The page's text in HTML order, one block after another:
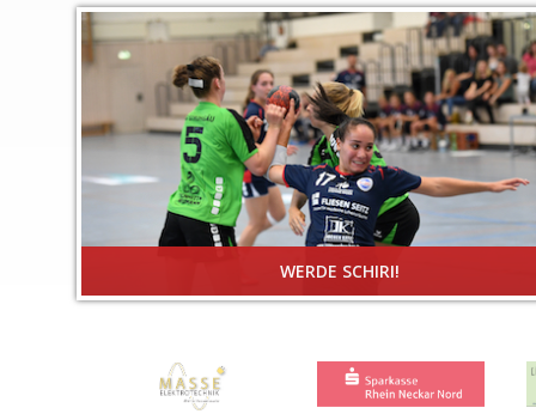
WERDE SCHIRI!